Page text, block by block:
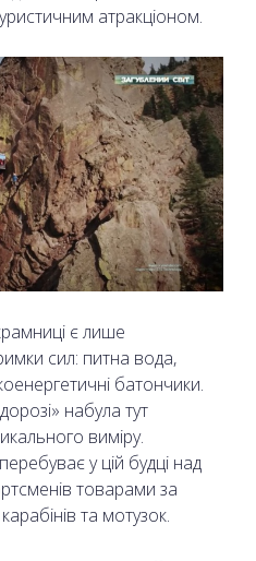
атракціоном.
є лише
сил: питна вода,
батончики.
набула тут
виміру.
у цій будці над
товарами за
та мотузок.